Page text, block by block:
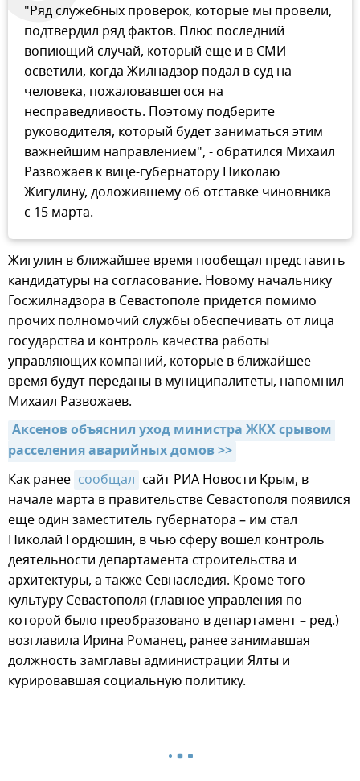
"Ряд служебных проверок, которые мы провели,
подтвердил ряд фактов. Плюс последний
вопиющий случай, который еще и в СМИ
осветили, когда Жилнадзор подал в суд на
человека, пожаловавшегося на
несправедливость. Поэтому подберите
руководителя, который будет заниматься этим
важнейшим направлением", - обратился Михаил
Развожаев к вице-губернатору Николаю
Жигулину, доложившему об отставке чиновника
с 15 марта.
Жигулин в ближайшее время пообещал представить
кандидатуры на согласование. Новому начальнику
Госжилнадзора в Севастополе придется помимо
прочих полномочий службы обеспечивать от лица
государства и контроль качества работы
управляющих компаний, которые в ближайшее
время будут переданы в муниципалитеты, напомнил
Михаил Развожаев.
Аксенов объяснил уход министра ЖКХ срывом
расселения аварийных домов >>
Как ранее сообщал сайт РИА Новости Крым, в
начале марта в правительстве Севастополя появился
еще один заместитель губернатора – им стал
Николай Гордюшин, в чью сферу вошел контроль
деятельности департамента строительства и
архитектуры, а также Севнаследия. Кроме того
культуру Севастополя (главное управления по
которой было преобразовано в департамент – ред.)
возглавила Ирина Романец, ранее занимавшая
должность замглавы администрации Ялты и
курировавшая социальную политику.